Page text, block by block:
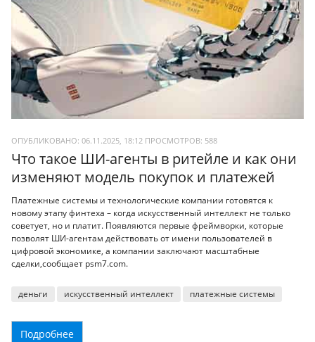
ОПУБЛИКОВАНО: 06.11.2025, 18:12 ПРОСМОТРОВ: 588
Что такое ШИ-агенты в ритейле и как они
изменяют модель покупок и платежей
Платежные системы и технологические компании готовятся к
новому этапу финтеха – когда искусственный интеллект не только
советует, но и платит. Появляются первые фреймворки, которые
позволят ШИ-агентам действовать от имени пользователей в
цифровой экономике, а компании заключают масштабные
сделки,сообщает psm7.com.
деньги искусственный интеллект платежные системы
Подробнее